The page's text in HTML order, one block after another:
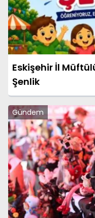
Eskişehir İl
Şenlik
Gündem